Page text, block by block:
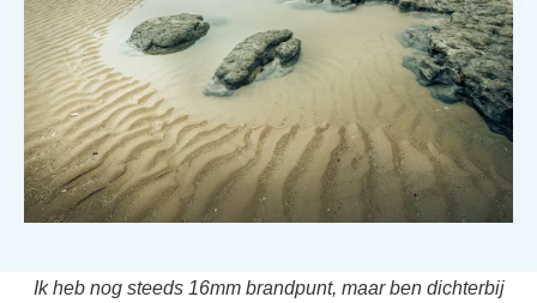
Ik heb nog steeds 16mm brandpunt, maar ben dichterbij